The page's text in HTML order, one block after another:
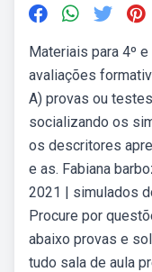
Materiais para 4º
avaliações
A) provas ou
socializando os
os descritores
e as. Fabiana
2021 | simulados
Procure por
abaixo provas e
tudo sala de aula